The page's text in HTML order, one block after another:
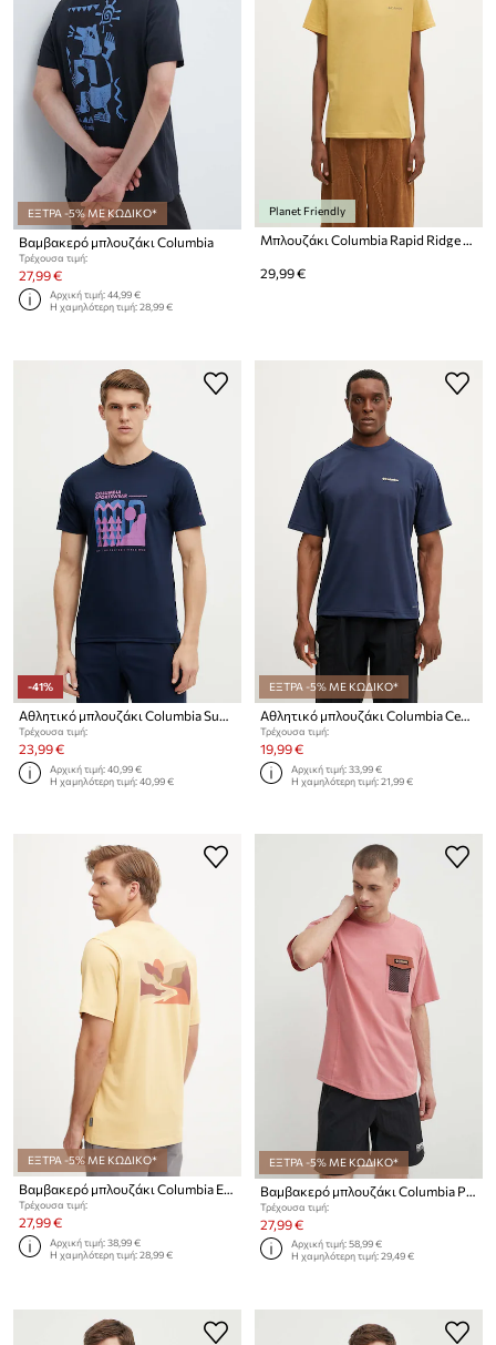
ΕΞΤΡΑ -5% ΜΕ ΚΩΔΙΚΟ*
Βαμβακερό μπλουζάκι Columbia
Τρέχουσα τιμή:
27,99 €
Αρχική τιμή:44,99 €
Η χαμηλότερη τιμή:28,99 €
Planet Friendly
Μπλουζάκι Columbia Rapid Ridge Back Graphic
29,99 €
-41%
Αθλητικό μπλουζάκι Columbia Sun Trek
Τρέχουσα τιμή:
23,99 €
Αρχική τιμή:40,99 €
Η χαμηλότερη τιμή:40,99 €
ΕΞΤΡΑ -5% ΜΕ ΚΩΔΙΚΟ*
Αθλητικό μπλουζάκι Columbia Cedar Trail
Τρέχουσα τιμή:
19,99 €
Αρχική τιμή:33,99 €
Η χαμηλότερη τιμή:21,99 €
ΕΞΤΡΑ -5% ΜΕ ΚΩΔΙΚΟ*
Βαμβακερό μπλουζάκι Columbia Explorers Canyon
Τρέχουσα τιμή:
27,99 €
Αρχική τιμή:38,99 €
Η χαμηλότερη τιμή:28,99 €
ΕΞΤΡΑ -5% ΜΕ ΚΩΔΙΚΟ*
Βαμβακερό μπλουζάκι Columbia Painted Peak
Τρέχουσα τιμή:
27,99 €
Αρχική τιμή:58,99 €
Η χαμηλότερη τιμή:29,49 €